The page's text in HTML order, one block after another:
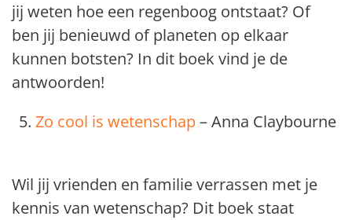
jij weten hoe een regenboog ontstaat? Of
ben jij benieuwd of planeten op elkaar
kunnen botsten? In dit boek vind je de
antwoorden!
Zo cool is wetenschap – Anna Claybourne
Wil jij vrienden en familie verrassen met je
kennis van wetenschap? Dit boek staat